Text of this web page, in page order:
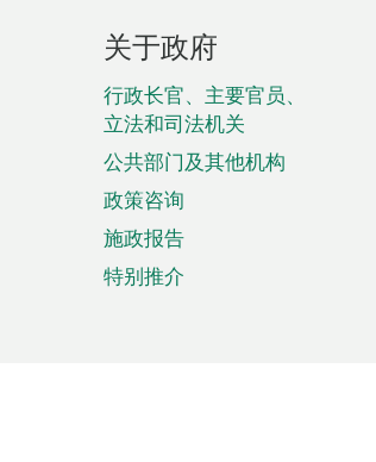
页
脚
菜
单
关于政府
行政长官、主要官员、
立法和司法机关
公共部门及其他机构
政策咨询
施政报告
特别推介